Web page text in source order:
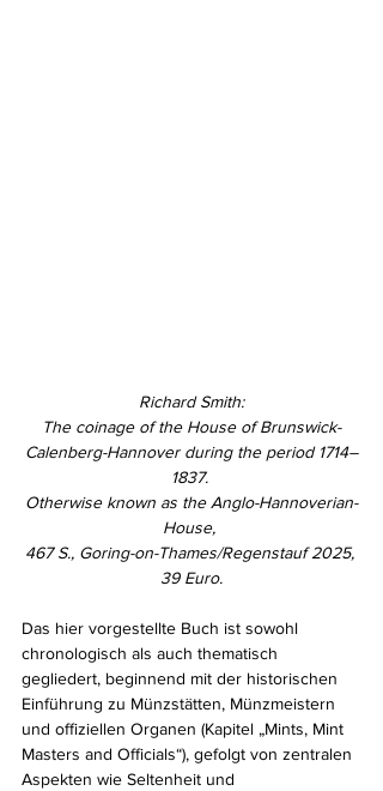
Richard Smith:
The coinage of the House of Brunswick-
Calenberg-Hannover during the period 1714–
1837.
Otherwise known as the Anglo-Hannoverian-
House,
467 S., Goring-on-Thames/Regenstauf 2025,
39 Euro.
Das hier vorgestellte Buch ist sowohl
chronologisch als auch thematisch
gegliedert, beginnend mit der historischen
Einführung zu Münzstätten, Münzmeistern
und offiziellen Organen (Kapitel „Mints, Mint
Masters and Officials“), gefolgt von zentralen
Aspekten wie Seltenheit und